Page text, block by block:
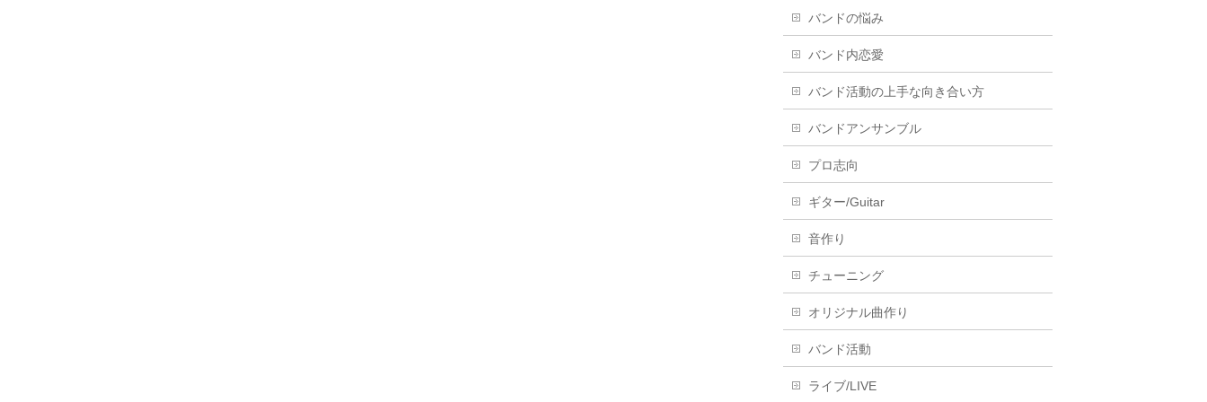
バンドの悩み
バンド内恋愛
バンド活動の上手な向き合い方
バンドアンサンブル
プロ志向
ギター/Guitar
音作り
チューニング
オリジナル曲作り
バンド活動
ライブ/LIVE